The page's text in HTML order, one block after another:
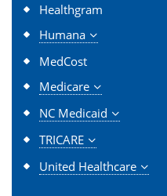
Healthgram
Humana
MedCost
Medicare
NC Medicaid
TRICARE
United Healthcare